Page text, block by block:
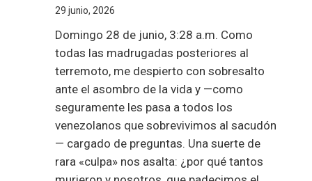
29 junio, 2026
Domingo 28 de junio, 3:28 a.m. Como
todas las madrugadas posteriores al
terremoto, me despierto con sobresalto
ante el asombro de la vida y —como
seguramente les pasa a todos los
venezolanos que sobrevivimos al sacudón
— cargado de preguntas. Una suerte de
rara «culpa» nos asalta: ¿por qué tantos